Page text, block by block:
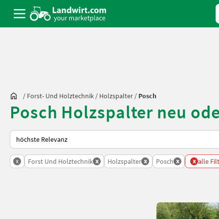
/ Forst- Und Holztechnik / Holzspalter / Posch
Posch Holzspalter neu
So wird auf Landwirt.com sortiert
x Forst Und Holztechnik x Holzspalter x Posch x x alle